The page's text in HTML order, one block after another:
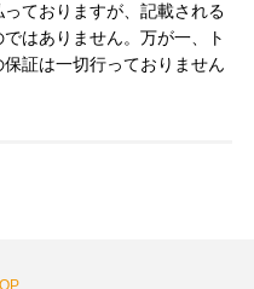
ておりますが、記載される
はありません。万が一、ト
証は一切行っておりません